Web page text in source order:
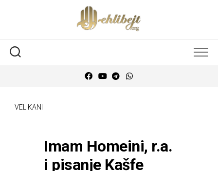
VELIKANI
Imam Homeini, r.a.
i pisanje Kašfe